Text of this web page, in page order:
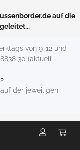
auf die
von 9-12 und
30 (aktuell
der jeweiligen